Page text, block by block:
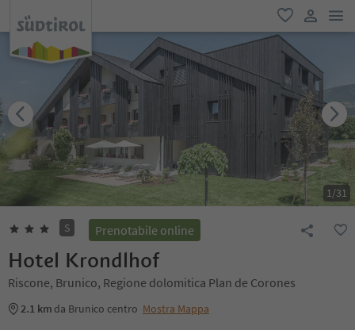
favoriti
user link
1/31
S Prenotabile online
Hotel Krondlhof
Riscone, Brunico, Regione dolomitica Plan de Corones
2.1 km da Brunico centro Mostra Mappa